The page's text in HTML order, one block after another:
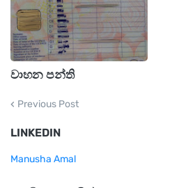
වාහන පන්ති
Previous Post
LINKEDIN
Manusha Amal